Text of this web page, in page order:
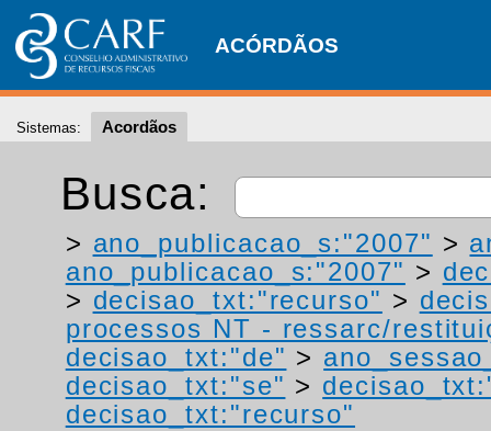
ACÓRDÃOS
Sistemas: Acordãos
Busca:
> ano_publicacao_s:"2007" >
ano_publicacao_s:"2007" >
> decisao_txt:"recurso" >
processos NT - ressarc/
decisao_txt:"de" >
decisao_txt:"se" >
decisao_txt:"recurso"